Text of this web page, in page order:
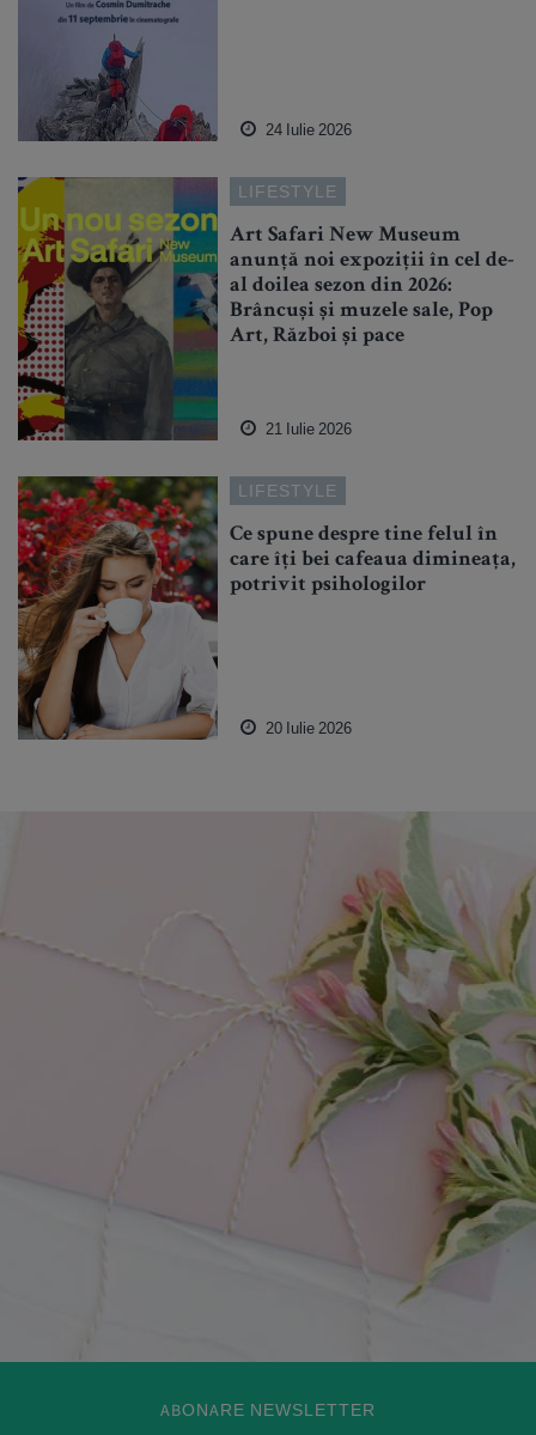
24 Iulie 2026
LIFESTYLE
Art Safari New Museum
anunță noi expoziții în cel de-
al doilea sezon din 2026:
Brâncuși și muzele sale, Pop
Art, Război și pace
21 Iulie 2026
LIFESTYLE
Ce spune despre tine felul în
care îți bei cafeaua dimineața,
potrivit psihologilor
20 Iulie 2026
ABONARE NEWSLETTER